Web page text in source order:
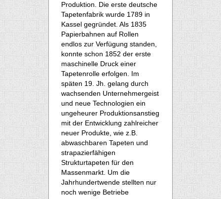
Produktion. Die erste deutsche
Tapetenfabrik wurde 1789 in
Kassel gegründet. Als 1835
Papierbahnen auf Rollen
endlos zur Verfügung standen,
konnte schon 1852 der erste
maschinelle Druck einer
Tapetenrolle erfolgen. Im
späten 19. Jh. gelang durch
wachsenden Unternehmergeist
und neue Technologien ein
ungeheurer Produktionsanstieg
mit der Entwicklung zahlreicher
neuer Produkte, wie z.B.
abwaschbaren Tapeten und
strapazierfähigen
Strukturtapeten für den
Massenmarkt. Um die
Jahrhundertwende stellten nur
noch wenige Betriebe